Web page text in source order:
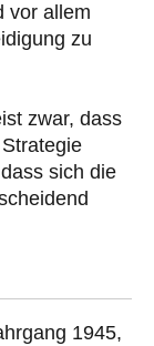
vor allem
zu
zwar, dass
sich die
1945,